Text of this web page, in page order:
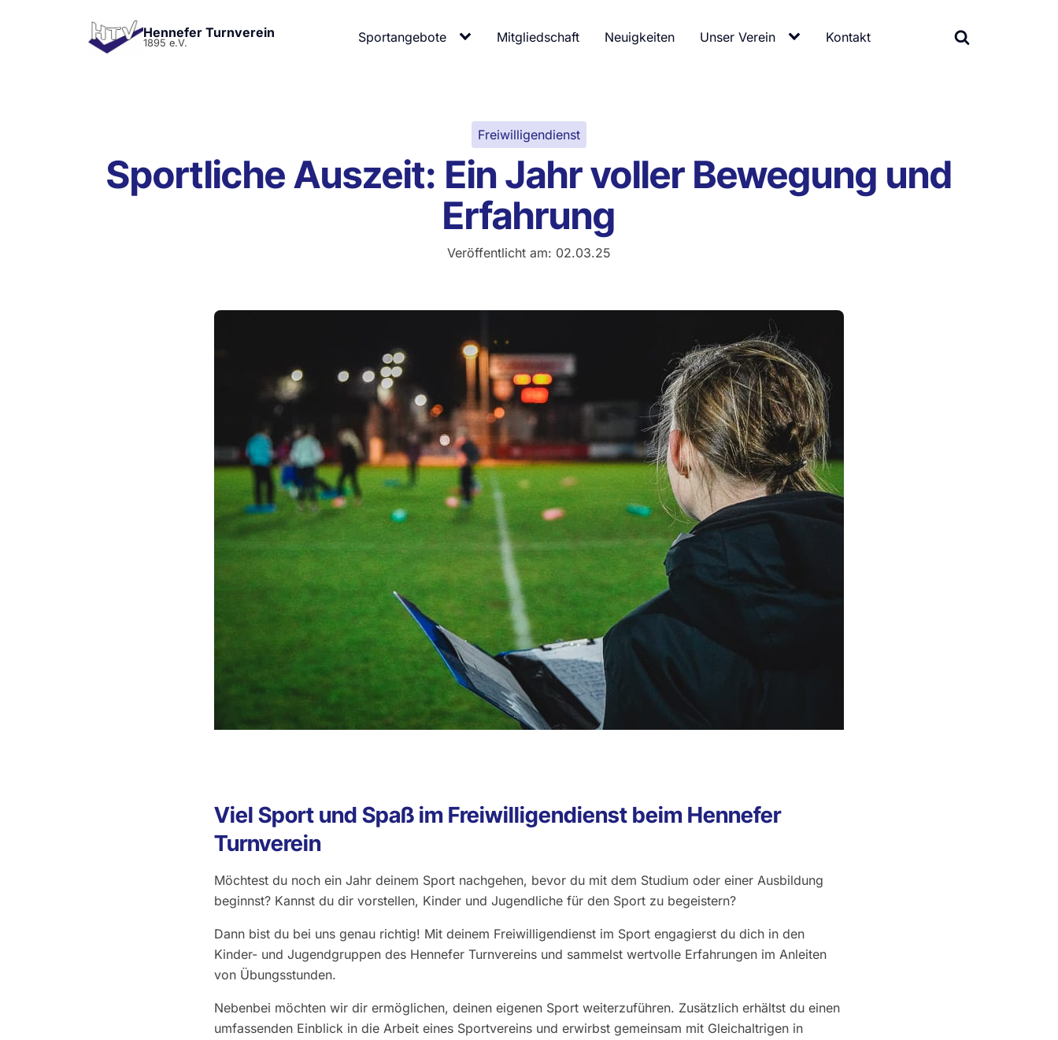
Hennefer Turnverein
1895 e.V. Sportangebote Mitgliedschaft Neuigkeiten Unser Verein Kontakt
Freiwilligendienst
Sportliche Auszeit: Ein Jahr voller Bewegung und
Erfahrung
Veröffentlicht am: 02.03.25
Viel Sport und Spaß im Freiwilligendienst beim Hennefer
Turnverein
Möchtest du noch ein Jahr deinem Sport nachgehen, bevor du mit dem Studium oder einer Ausbildung
beginnst? Kannst du dir vorstellen, Kinder und Jugendliche für den Sport zu begeistern?
Dann bist du bei uns genau richtig! Mit deinem Freiwilligendienst im Sport engagierst du dich in den
Kinder- und Jugendgruppen des Hennefer Turnvereins und sammelst wertvolle Erfahrungen im Anleiten
von Übungsstunden.
Nebenbei möchten wir dir ermöglichen, deinen eigenen Sport weiterzuführen. Zusätzlich erhältst du einen
umfassenden Einblick in die Arbeit eines Sportvereins und erwirbst gemeinsam mit Gleichaltrigen in